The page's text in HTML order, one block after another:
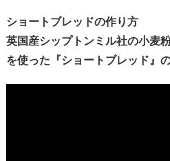
ショートブレッドの作り方
英国産シップトンミル社の小麦
を使った『ショートブレッド』